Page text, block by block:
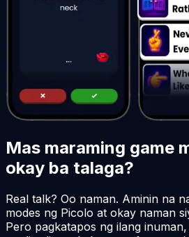
Mas maraming game
okay ba talaga?
Real talk? Oo naman. Aminin na
modes ng Picolo at okay naman
Pero pagkatapos ng ilang